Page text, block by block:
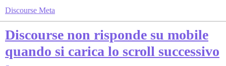
Discourse Meta
Discourse non risponde su mobile
quando si carica lo scroll successivo